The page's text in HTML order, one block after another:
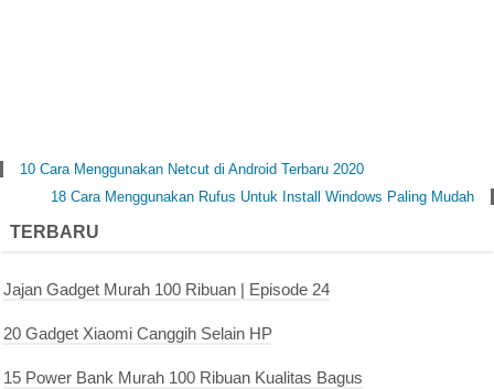
10 Cara Menggunakan Netcut di Android Terbaru 2020
18 Cara Menggunakan Rufus Untuk Install Windows Paling Mudah
TERBARU
Jajan Gadget Murah 100 Ribuan | Episode 24
20 Gadget Xiaomi Canggih Selain HP
15 Power Bank Murah 100 Ribuan Kualitas Bagus